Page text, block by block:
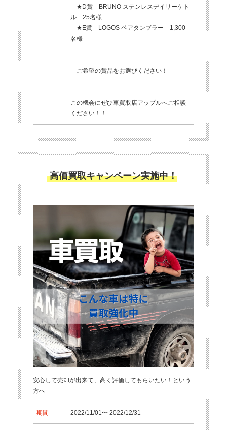
★D賞 BRUNO ステンレスデイリーケト
ル 25名様
★E賞 LOGOS ペアタンブラー 1,300
名様
ご希望の賞品をお選びください！
この機会にぜひ車買取店アップルへご相談
ください！！
高価買取キャンペーン実施中！
安心して売却が出来て、高く評価してもらいたい！という
方へ
期間 2022/11/01〜 2022/12/31